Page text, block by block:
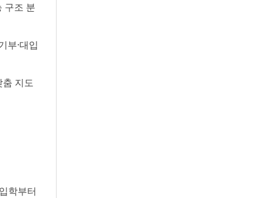
구조 분
부·대입
지도
학부터